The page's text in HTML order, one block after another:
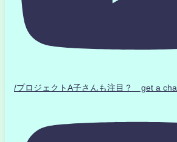
/プロジェクトA子さんも注目？ get a